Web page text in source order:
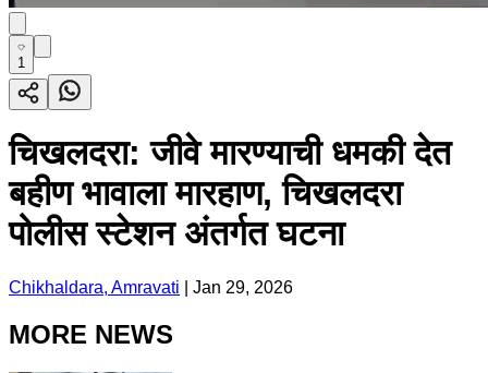
1
चिखलदरा: जीवे मारण्याची धमकी देत
बहीण भावाला मारहाण, चिखलदरा
पोलीस स्टेशन अंतर्गत घटना
Chikhaldara, Amravati Jan 29, 2026
MORE NEWS